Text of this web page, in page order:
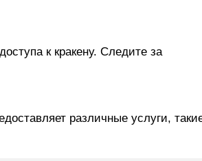
к кракену. Следите за
различные услуги,